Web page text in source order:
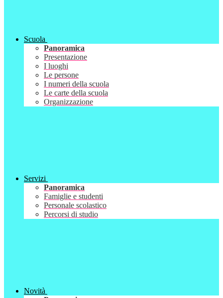
Scuola
Panoramica
Presentazione
I luoghi
Le persone
I numeri della scuola
Le carte della scuola
Organizzazione
Servizi
Panoramica
Famiglie e studenti
Personale scolastico
Percorsi di studio
Novità